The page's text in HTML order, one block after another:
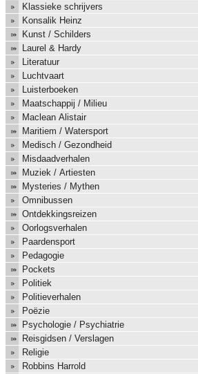
Klassieke schrijvers
Konsalik Heinz
Kunst / Schilders
Laurel & Hardy
Literatuur
Luchtvaart
Luisterboeken
Maatschappij / Milieu
Maclean Alistair
Maritiem / Watersport
Medisch / Gezondheid
Misdaadverhalen
Muziek / Artiesten
Mysteries / Mythen
Omnibussen
Ontdekkingsreizen
Oorlogsverhalen
Paardensport
Pedagogie
Pockets
Politiek
Politieverhalen
Poëzie
Psychologie / Psychiatrie
Reisgidsen / Verslagen
Religie
Robbins Harrold